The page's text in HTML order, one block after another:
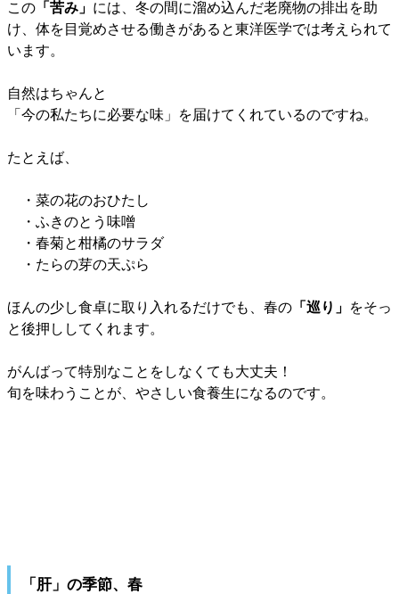
この 「苦み」 には、冬の間に溜め込んだ老廃物の排出を助
け、体を目覚めさせる働きがあると東洋医学では考えられて
います。
自然はちゃんと
「今の私たちに必要な味」を届けてくれているのですね。
たとえば、
・菜の花のおひたし
・ふきのとう味噌
・春菊と柑橘のサラダ
・たらの芽の天ぷら
ほんの少し食卓に取り入れるだけでも、春の 「巡り」 をそっ
と後押ししてくれます。
がんばって特別なことをしなくても大丈夫！
旬を味わうことが、やさしい食養生になるのです。
「肝」の季節、春